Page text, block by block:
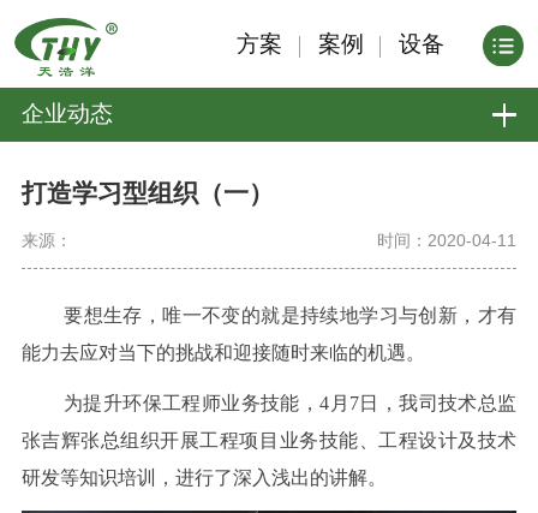
方案 案例 设备
企业动态
打造学习型组织（一）
来源： 时间：2020-04-11
要想生存，唯一不变的就是持续地学习与创新，才有
能力去应对当下的挑战和迎接随时来临的机遇。
为提升环保工程师业务技能，4月7日，我司技术总监
张吉辉张总组织开展工程项目业务技能、工程设计及技术
研发等知识培训，进行了深入浅出的讲解。